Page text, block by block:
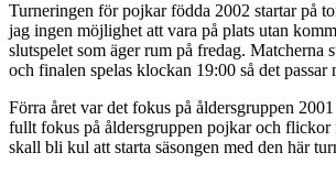
Turneringen för pojkar födda 2002 startar på
jag ingen möjlighet att vara på plats utan
slutspelet som äger rum på fredag. Matcherna
och finalen spelas klockan 19:00 så det passar
Förra året var det fokus på åldersgruppen
fullt fokus på åldersgruppen pojkar och flickor
skall bli kul att starta säsongen med den här